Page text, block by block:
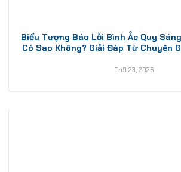
Biểu Tượng Báo Lỗi Bình Ắc Quy
Có Sao Không? Giải Đáp Từ Chuyên
Th9 23, 2025